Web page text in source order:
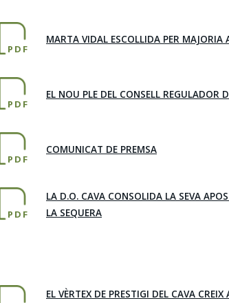
PDF
MARTA VIDAL ESCOLLIDA PER
PDF
EL NOU PLE DEL CONSELL REGULADOR
PDF
COMUNICAT DE PREMSA
PDF
LA D.O. CAVA CONSOLIDA LA SEVA
LA SEQUERA
EL VÈRTEX DE PRESTIGI DEL CAVA